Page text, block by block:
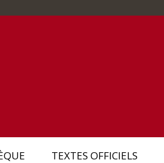
TEXTES OFFICIELS